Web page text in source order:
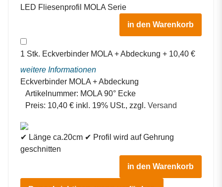
LED Fliesenprofil MOLA Serie
in den Warenkorb
1 Stk. Eckverbinder MOLA + Abdeckung + 10,40 €
weitere Informationen
Eckverbinder MOLA + Abdeckung
Artikelnummer: MOLA 90° Ecke
Preis: 10,40 € inkl. 19% USt., zzgl. Versand
✔ Länge ca.20cm ✔ Profil wird auf Gehrung
geschnitten
in den Warenkorb